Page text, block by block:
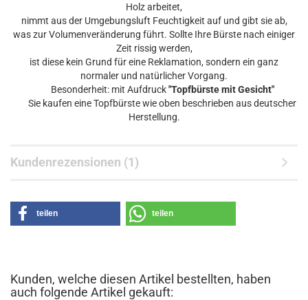
Holz arbeitet,
nimmt aus der Umgebungsluft Feuchtigkeit auf und gibt sie ab,
was zur Volumenveränderung führt. Sollte Ihre Bürste nach einiger
Zeit rissig werden,
ist diese kein Grund für eine Reklamation, sondern ein ganz
normaler und natürlicher Vorgang.
Besonderheit: mit Aufdruck"Topfbürste mit Gesicht"
Sie kaufen eine Topfbürste wie oben beschrieben aus deutscher
Herstellung.
Kundenrezensionen (1)
teilen teilen
Kunden, welche diesen Artikel bestellten, haben
auch folgende Artikel gekauft: